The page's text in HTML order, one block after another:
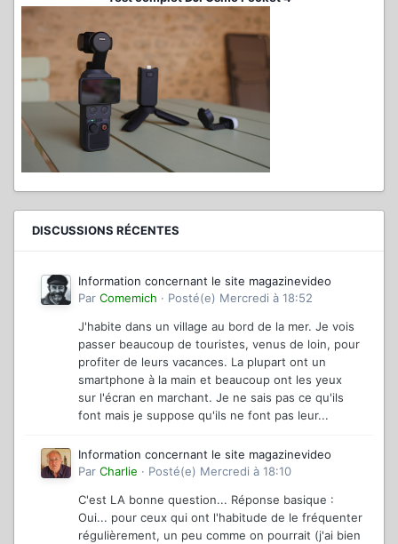
DISCUSSIONS RÉCENTES
Information concernant le site magazinevideo
Par Comemich · Posté(e) Mercredi à 18:52
J'habite dans un village au bord de la mer. Je vois
passer beaucoup de touristes, venus de loin, pour
profiter de leurs vacances. La plupart ont un
smartphone à la main et beaucoup ont les yeux
sur l'écran en marchant. Je ne sais pas ce qu'ils
font mais je suppose qu'ils ne font pas leur...
Information concernant le site magazinevideo
Par Charlie · Posté(e) Mercredi à 18:10
C'est LA bonne question... Réponse basique :
Oui... pour ceux qui ont l'habitude de le fréquenter
régulièrement, un peu comme on pourrait (j'ai bien